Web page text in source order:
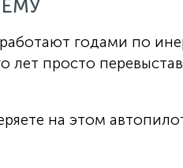
годами по
просто
на этом